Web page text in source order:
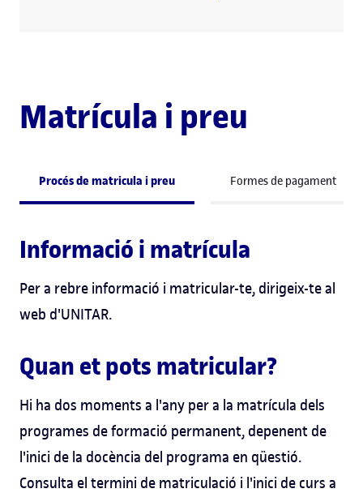
Matrícula i preu
Procés de matricula i preu Formes de pagament
Informació i matrícula
Per a rebre informació i matricular-te, dirigeix-te al
web d'UNITAR.
Quan et pots matricular?
Hi ha dos moments a l'any per a la matrícula dels
programes de formació permanent, depenent de
l'inici de la docència del programa en qüestió.
Consulta el termini de matriculació i l'inici de curs a